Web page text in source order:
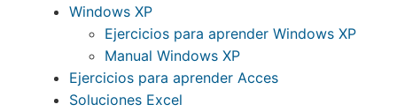
Windows XP
Ejercicios para aprender Windows XP
Manual Windows XP
Ejercicios para aprender Acces
Soluciones Excel